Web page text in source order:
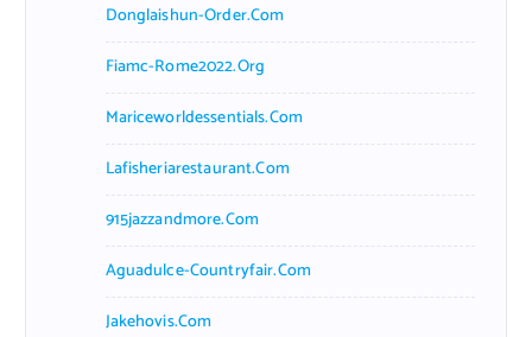
Donglaishun-Order.com
Fiamc-Rome2022.org
Mariceworldessentials.com
Lafisheriarestaurant.com
915jazzandmore.com
Aguadulce-Countryfair.com
Jakehovis.com